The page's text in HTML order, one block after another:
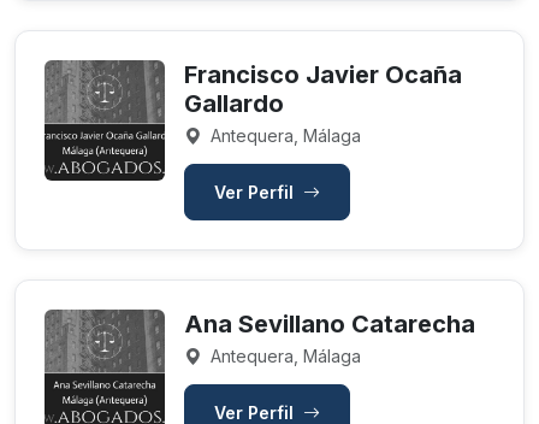
Francisco Javier Ocaña
Gallardo
Antequera, Málaga
Ver Perfil
Ana Sevillano Catarecha
Antequera, Málaga
Ver Perfil